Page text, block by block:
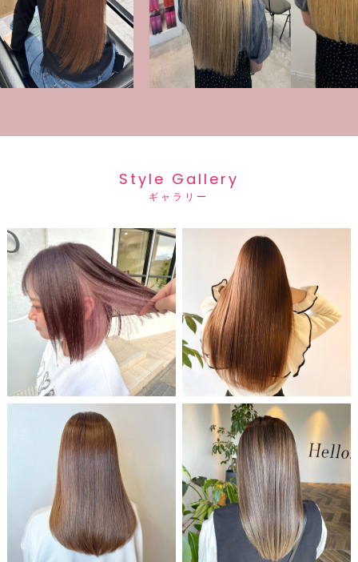
Style Gallery
ギャラリー